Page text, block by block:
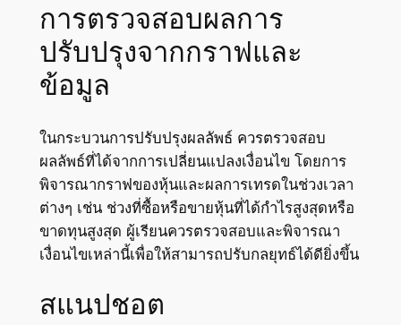
การตรวจสอบผลการ
ปรับปรุงจากกราฟและ
ข้อมูล
ในกระบวนการปรับปรุงผลลัพธ์ ควรตรวจสอบ
ผลลัพธ์ที่ได้จากการเปลี่ยนแปลงเงื่อนไข โดยการ
พิจารณากราฟของหุ้นและผลการเทรดในช่วงเวลา
ต่างๆ เช่น ช่วงที่ซื้อหรือขายหุ้นที่ได้กำไรสูงสุดหรือ
ขาดทุนสูงสุด ผู้เรียนควรตรวจสอบและพิจารณา
เงื่อนไขเหล่านี้เพื่อให้สามารถปรับกลยุทธ์ได้ดียิ่งขึ้น
สแนปชอต